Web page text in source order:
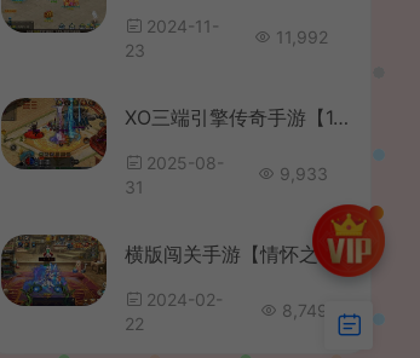
2024-11-
23
11,992
XO三端引擎传奇手游【1.80封神战帝合击】最新整理Win系服务端+PC安卓苹果三端+加密工具+详细搭建教程
2025-08-
31
9,933
横版闯关手游【情怀之神光阿拉德70版】最新整理Linux手工服务端+配套表+WEB管理后台+GM授权后台+安卓苹果双端+详细搭建教程
2024-02-
22
8,749